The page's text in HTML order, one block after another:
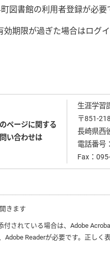
書館の利用者登録が必要
期限が過ぎた場合はログ
ページに関する
い合わせは
生涯学
〒851-
長崎県西
電話番号：
Fax：
きます
されている場合は、 Adobe
Adobe Readerが必要です。正しく